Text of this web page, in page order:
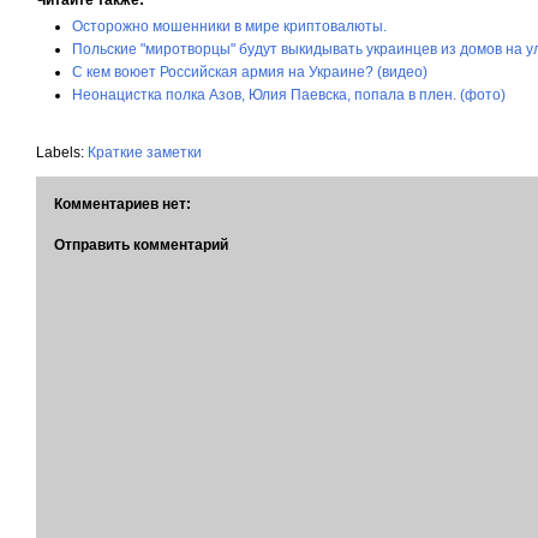
Осторожно мошенники в мире криптовалюты.
Польские "миротворцы" будут выкидывать украинцев из домов на
С кем воюет Российская армия на Украине? (видео)
Неонацистка полка Азов, Юлия Паевска, попала в плен. (фото)
Labels: Краткие заметки
Комментариев нет:
Отправить комментарий